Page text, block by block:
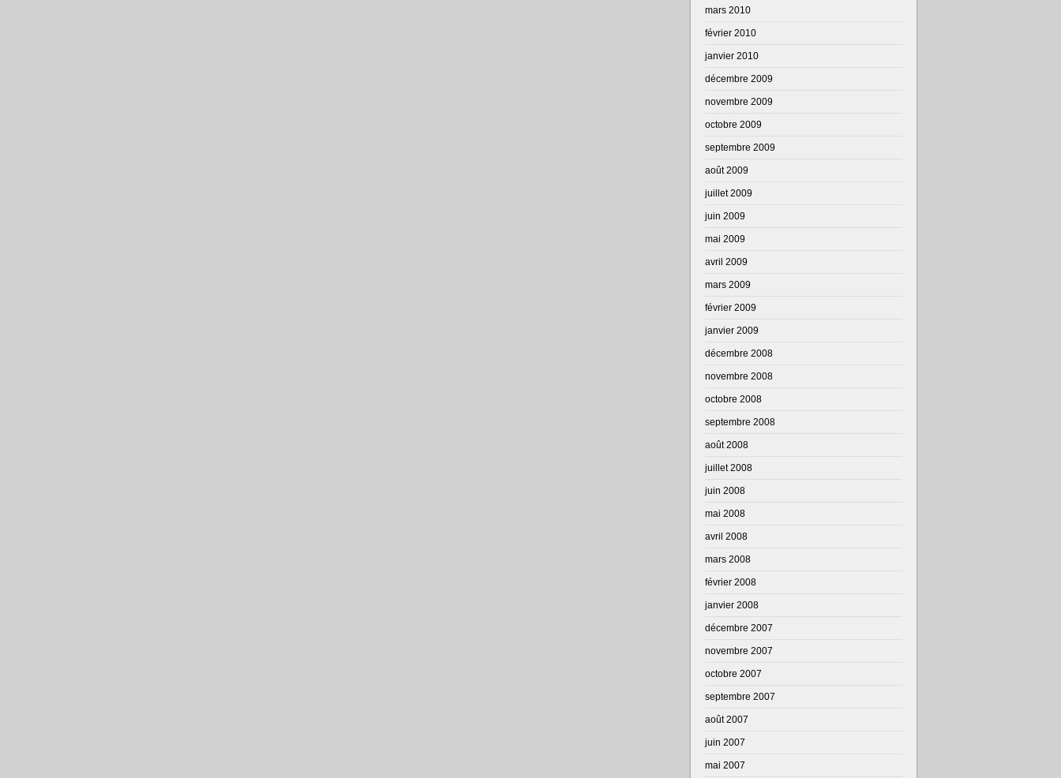
mars 2010
février 2010
janvier 2010
décembre 2009
novembre 2009
octobre 2009
septembre 2009
août 2009
juillet 2009
juin 2009
mai 2009
avril 2009
mars 2009
février 2009
janvier 2009
décembre 2008
novembre 2008
octobre 2008
septembre 2008
août 2008
juillet 2008
juin 2008
mai 2008
avril 2008
mars 2008
février 2008
janvier 2008
décembre 2007
novembre 2007
octobre 2007
septembre 2007
août 2007
juin 2007
mai 2007